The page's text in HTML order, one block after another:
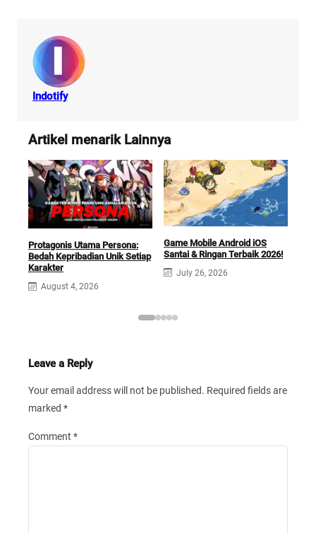
Indotify
Artikel menarik Lainnya
Protagonis Utama Persona:
Bedah Kepribadian Unik Setiap
Karakter
August 4, 2026
Game Mobile Android iOS
Santai & Ringan Terbaik 2026!
July 26, 2026
Leave a Reply
Your email address will not be published. Required fields are
marked *
Comment *